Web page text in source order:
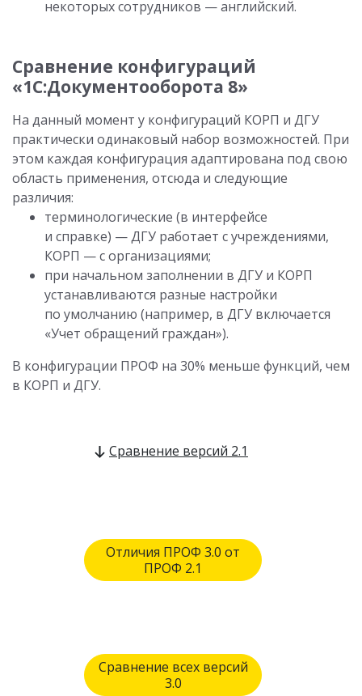
некоторых сотрудников — английский.
Сравнение конфигураций
«1С:Документооборота 8»
На данный момент у конфигураций КОРП и ДГУ
практически одинаковый набор возможностей. При
этом каждая конфигурация адаптирована под свою
область применения, отсюда и следующие
различия:
терминологические (в интерфейсе
и справке) — ДГУ работает с учреждениями,
КОРП — с организациями;
при начальном заполнении в ДГУ и КОРП
устанавливаются разные настройки
по умолчанию (например, в ДГУ включается
«Учет обращений граждан»).
В конфигурации ПРОФ на 30% меньше функций, чем
в КОРП и ДГУ.
Сравнение версий 2.1
Отличия ПРОФ 3.0 от
ПРОФ 2.1
Сравнение всех версий
3.0